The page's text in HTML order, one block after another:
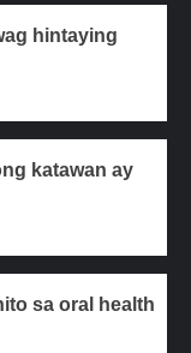
hintaying
katawan ay
sa oral health